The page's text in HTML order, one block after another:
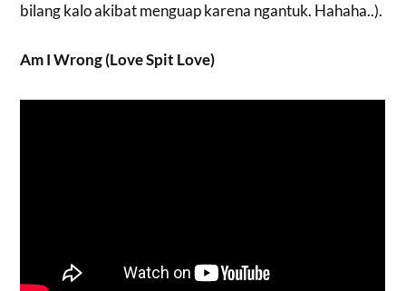
bilang kalo akibat menguap karena ngantuk. Hahaha..).
Am I Wrong (Love Spit Love)